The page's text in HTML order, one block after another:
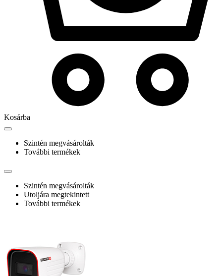
Kosárba
Szintén megvásárolták
További termékek
Szintén megvásárolták
Utoljára megtekintett
További termékek